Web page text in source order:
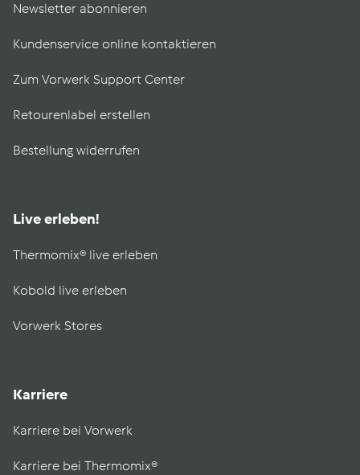
Newsletter abonnieren
Kundenservice online kontaktieren
Zum Vorwerk Support Center
Retourenlabel erstellen
Bestellung widerrufen
Live erleben!
Thermomix® live erleben
Kobold live erleben
Vorwerk Stores
Karriere
Karriere bei Vorwerk
Karriere bei Thermomix®